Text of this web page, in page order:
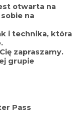
otwarta na
na
i technika, która
zapraszamy.
grupie
Pass